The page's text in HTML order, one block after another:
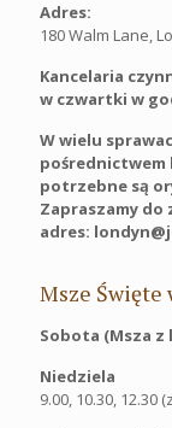
Adres:
180 Walm Lane,
Kancelaria
w czwartki w
W wielu
pośrednictwem
potrzebne są
Zapraszamy do
adres:
Msze Święte
Sobota (Msza
Niedziela
9.00, 10.30, 12.30